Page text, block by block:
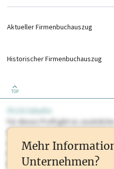
Aktueller Firmenbuchauszug
Historischer Firmenbuchauszug
TOP
PLUS Inhalte
Für dieses Profil gibt es
Sie momentan nicht einsehen
oder loggen Sie sich ein um diese
Marken, Patente,
Mehr
Unternehmen?